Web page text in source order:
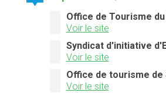
Office de Tourisme du
Voir le site
Syndicat d'initiative
Voir le site
Office de tourisme de
Voir le site